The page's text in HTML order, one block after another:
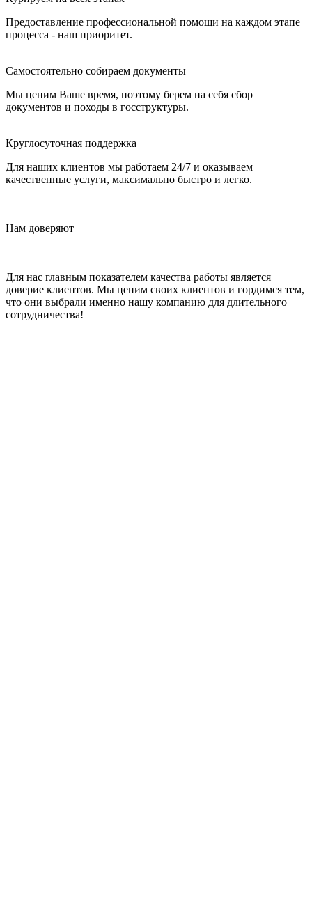
Предоставление профессиональной помощи на каждом этапе
процесса - наш приоритет.
Самостоятельно собираем документы
Мы ценим Ваше время, поэтому берем на себя сбор
документов и походы в госструктуры.
Круглосуточная поддержка
Для наших клиентов мы работаем 24/7 и оказываем
качественные услуги, максимально быстро и легко.
Нам доверяют
Для нас главным показателем качества работы является
доверие клиентов. Мы ценим своих клиентов и гордимся тем,
что они выбрали именно нашу компанию для длительного
сотрудничества!